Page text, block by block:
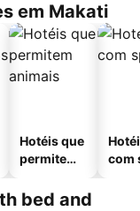
em Makati
Hotéis que
permitem
com
bed and